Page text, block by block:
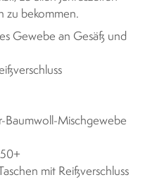
zu bekommen.
Gewebe an Gesäß und
Baumwoll-Mischgewebe
mit Reißverschluss